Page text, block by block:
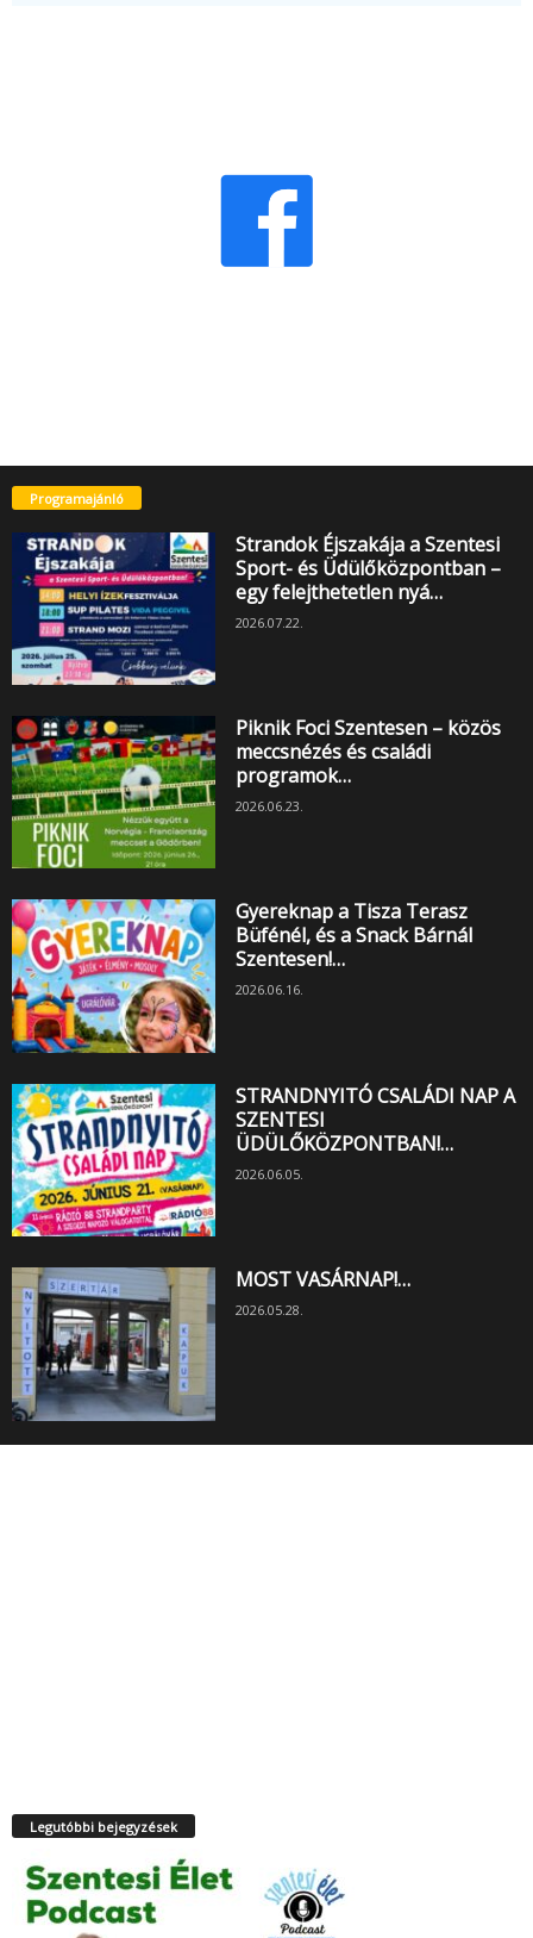
Programajánló
Strandok Éjszakája a Szentesi
Sport- és Üdülőközpontban –
egy felejthetetlen nyá…
2026.07.22.
Piknik Foci Szentesen – közös
meccsnézés és családi
programok…
2026.06.23.
Gyereknap a Tisza Terasz
Büfénél, és a Snack Bárnál
Szentesen!…
2026.06.16.
STRANDNYITÓ CSALÁDI NAP A
SZENTESI
ÜDÜLŐKÖZPONTBAN!…
2026.06.05.
MOST VASÁRNAP!…
2026.05.28.
Legutóbbi bejegyzések